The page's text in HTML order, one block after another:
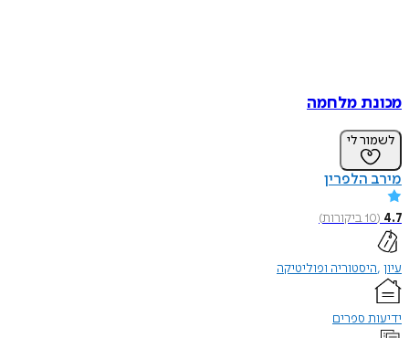
מכונת מלחמה
לשמור לי
מירב הלפרין
4.7
(
10ביקורות)
עיון היסטוריה ופוליטיקה
ידיעות ספרים